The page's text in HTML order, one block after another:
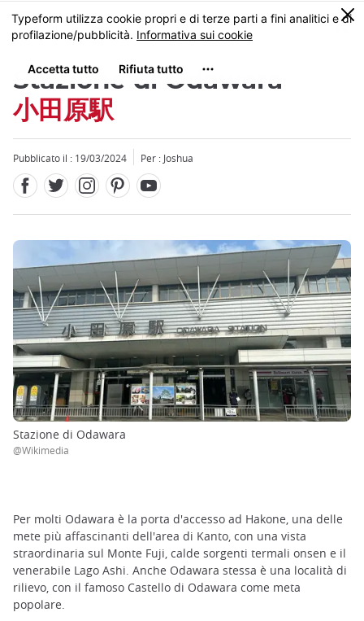
Skip
to
content
MENU
0
Stazione di Odawara
小田原駅
Pubblicato il : 19/03/2024 Per : Joshua
Stazione di Odawara
@Wikimedia
Per molti Odawara è la porta d'accesso ad Hakone, una delle
mete più affascinanti dell'area di Kanto, con una vista
straordinaria sul Monte Fuji, calde sorgenti termali onsen e il
venerabile Lago Ashi. Anche Odawara stessa è una località di
rilievo, con il famoso Castello di Odawara come meta
popolare.